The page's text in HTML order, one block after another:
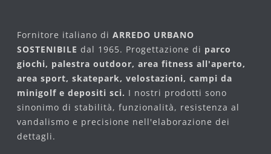
Fornitore italiano di ARREDO URBANO
SOSTENIBILE dal 1965. Progettazione di parco
giochi, palestra outdoor, area fitness all'aperto,
area sport, skatepark, velostazioni, campi da
minigolf e depositi sci. I nostri prodotti sono
sinonimo di stabilità, funzionalità, resistenza al
vandalismo e precisione nell'elaborazione dei
dettagli.